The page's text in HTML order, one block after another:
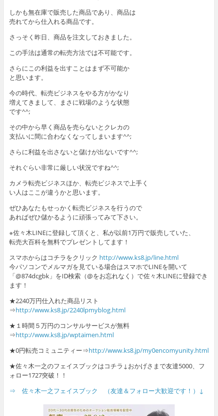
しかも無在庫で販売した商品であり、商品は
売れてから仕入れる商品です。
さっそく昨日、商品を注文しておきました。
この手法は通常の転売方法では不可能です。
さらにこの利益を出すことはまず不可能か
と思います。
今の時代、転売ビジネスをやる方がかなり
増えてきまして、まさに戦場のような状態
です^^;
その中から早く商品を売らないとクレカの
支払いに間に合わなくなってしまいます^^;
さらに利益を出さないと儲けが出ないです^^;
それぐらい非常に厳しい状況ですね^^;
カメラ転売ビジネスほか、転売ビジネスで上手く
い人はここが違うかと思います。
ぜひあなたもせっかく転売ビジネスを行うので
あればぜひ儲かるように頑張ってみて下さい。
※佐々木LINEに登録して頂くと、私が以前1万円で販売していた、
転売大百科を無料でプレゼントしてます！
スマホからはコチラをクリック http://www.ks8.jp/line.html
今パソコンでメルマガを見ている場合はスマホでLINEを開いて
「@874dcgbk」をID検索（@をお忘れなく）で佐々木LINEに登録でき
ます！
★2240万円仕入れた商品リスト
⇒http://www.ks8.jp/2240lpmyblog.html
★１時間５万円のコンサルサービスが無料
⇒http://www.ks8.jp/wptaimen.html
★0円転売コミュニティー⇒http://www.ks8.jp/my0encomyunity.html
★佐々木一之のフェイスブックはコチラ↓おかげさまで友達5000、フ
ォロー1727突破！！
⇒ 佐々木一之フェイスブック （友達＆フォロー大歓迎です！）↓